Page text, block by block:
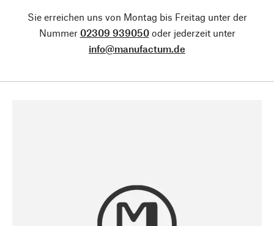
Sie erreichen uns von Montag bis Freitag unter der
Nummer 02309 939050oder jederzeit unter
info@manufactum.de